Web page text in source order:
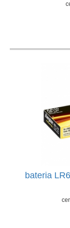
bateria